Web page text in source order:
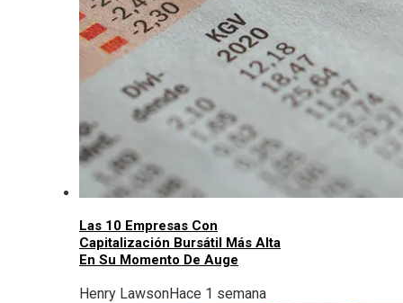
Las 10 Empresas Con
Capitalización Bursátil Más Alta
En Su Momento De Auge
Henry LawsonHace 1 semana